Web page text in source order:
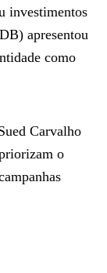
investimentos
apresentou
como
Carvalho
o